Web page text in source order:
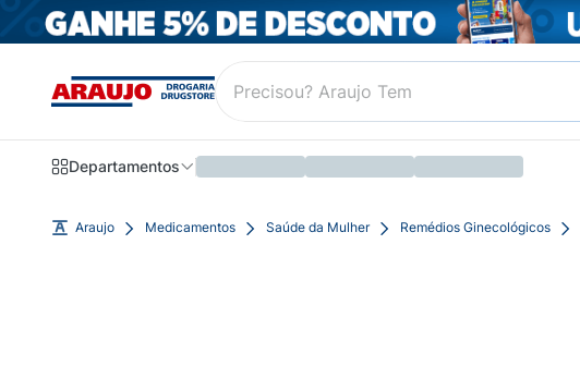
Departamentos
Araujo Medicamentos Saúde da Mulher Remédios Ginecológicos